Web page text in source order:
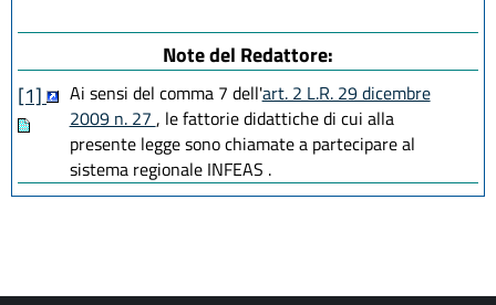
Note del Redattore:
[1]
Ai sensi del comma 7 dell'art. 2 L.R. 29 dicembre
2009 n. 27 , le fattorie didattiche di cui alla
presente legge sono chiamate a partecipare al
sistema regionale INFEAS .